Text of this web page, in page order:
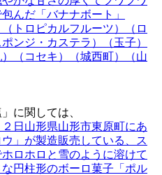
んだ「バナナボート」
トロピカルフルーツ）（ロ
ンジ・カステラ）（玉子）
（コセキ）（城西町）（山
に関しては、
日山形県山形市東原町にあ
」が製造販売している、ス
ロホロと雪のように溶けて
円柱形のボーロ菓子「ポル